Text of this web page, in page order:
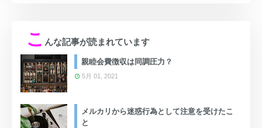
こ んな記事が読まれています
親睦会費徴収は同調圧力？
5月 01, 2021
メルカリから迷惑行為として注意を受けたこ
と